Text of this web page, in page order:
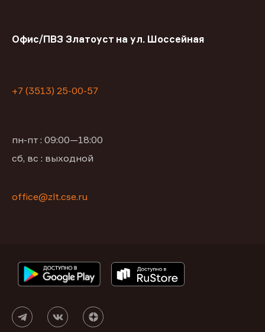
Офис/ПВЗ Златоуст на ул. Шоссейная
+7 (3513) 25-00-57
пн-пт : 09:00—18:00
сб, вс : выходной
office@zlt.cse.ru